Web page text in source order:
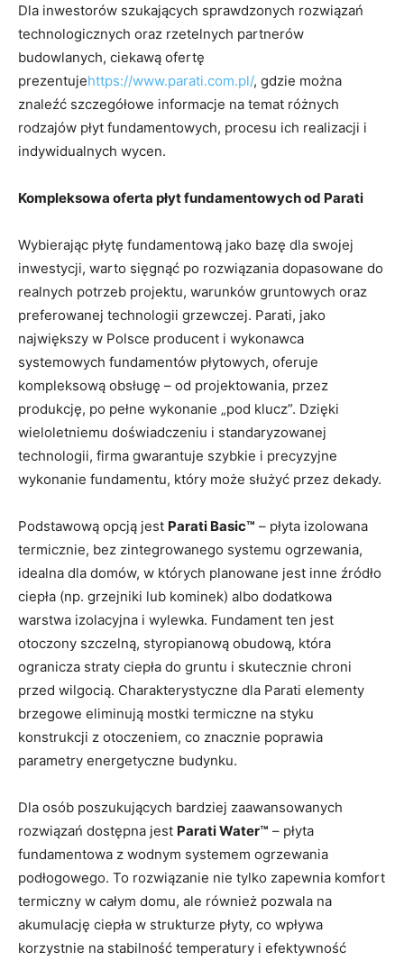
Dla inwestorów szukających sprawdzonych rozwiązań
technologicznych oraz rzetelnych partnerów
budowlanych, ciekawą ofertę
prezentujehttps://www.parati.com.pl/, gdzie można
znaleźć szczegółowe informacje na temat różnych
rodzajów płyt fundamentowych, procesu ich realizacji i
indywidualnych wycen.
Kompleksowa oferta płyt fundamentowych od Parati
Wybierając płytę fundamentową jako bazę dla swojej
inwestycji, warto sięgnąć po rozwiązania dopasowane do
realnych potrzeb projektu, warunków gruntowych oraz
preferowanej technologii grzewczej. Parati, jako
największy w Polsce producent i wykonawca
systemowych fundamentów płytowych, oferuje
kompleksową obsługę – od projektowania, przez
produkcję, po pełne wykonanie „pod klucz”. Dzięki
wieloletniemu doświadczeniu i standaryzowanej
technologii, firma gwarantuje szybkie i precyzyjne
wykonanie fundamentu, który może służyć przez dekady.
Podstawową opcją jest Parati Basic™ – płyta izolowana
termicznie, bez zintegrowanego systemu ogrzewania,
idealna dla domów, w których planowane jest inne źródło
ciepła (np. grzejniki lub kominek) albo dodatkowa
warstwa izolacyjna i wylewka. Fundament ten jest
otoczony szczelną, styropianową obudową, która
ogranicza straty ciepła do gruntu i skutecznie chroni
przed wilgocią. Charakterystyczne dla Parati elementy
brzegowe eliminują mostki termiczne na styku
konstrukcji z otoczeniem, co znacznie poprawia
parametry energetyczne budynku.
Dla osób poszukujących bardziej zaawansowanych
rozwiązań dostępna jest Parati Water™ – płyta
fundamentowa z wodnym systemem ogrzewania
podłogowego. To rozwiązanie nie tylko zapewnia komfort
termiczny w całym domu, ale również pozwala na
akumulację ciepła w strukturze płyty, co wpływa
korzystnie na stabilność temperatury i efektywność